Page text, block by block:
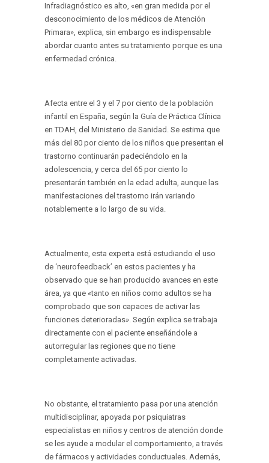
Infradiagnóstico es alto, «en gran medida por el
desconocimiento de los médicos de Atención
Primara», explica, sin embargo es indispensable
abordar cuanto antes su tratamiento porque es una
enfermedad crónica.
Afecta entre el 3 y el 7 por ciento de la población
infantil en España, según la Guía de Práctica Clínica
en TDAH, del Ministerio de Sanidad. Se estima que
más del 80 por ciento de los niños que presentan el
trastorno continuarán padeciéndolo en la
adolescencia, y cerca del 65 por ciento lo
presentarán también en la edad adulta, aunque las
manifestaciones del trastorno irán variando
notablemente a lo largo de su vida.
Actualmente, esta experta está estudiando el uso
de ‘neurofeedback’ en estos pacientes y ha
observado que se han producido avances en este
área, ya que «tanto en niños como adultos se ha
comprobado que son capaces de activar las
funciones deterioradas». Según explica se trabaja
directamente con el paciente enseñándole a
autorregular las regiones que no tiene
completamente activadas.
No obstante, el tratamiento pasa por una atención
multidisciplinar, apoyada por psiquiatras
especialistas en niños y centros de atención donde
se les ayude a modular el comportamiento, a través
de fármacos y actividades conductuales. Además,